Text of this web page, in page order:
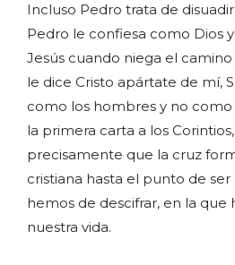
Incluso Pedro trata de
Pedro le confiesa como Dios
Jesús cuando niega el
le dice Cristo apártate de mí,
como los hombres y no como
la primera carta a los
precisamente que la cruz
cristiana hasta el punto de
hemos de descifrar, en la
nuestra vida.